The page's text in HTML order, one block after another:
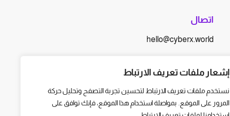
إشعار ملفات تعريف الارتباط
نستخدم ملفات تعريف الارتباط لتحسين تجربة التصفح وتحليل حركة
المرور على الموقع. بمواصلة استخدام هذا الموقع، فإنك توافق على
اتصال
hello@cyberx.world